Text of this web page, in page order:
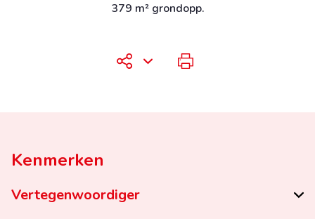
379 m² grondopp.
Kenmerken
Vertegenwoordiger